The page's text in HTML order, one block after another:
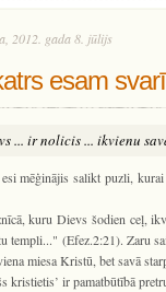
2012. gada 8. jūlijs
esam
... ir nolicis ... ikvienu
mēģinājis salikt puzli,
kuru Dievs šodien ceļ,
templi..." (Efez.2:21). Zaru
miesa Kristū, bet savā
kristietis’ ir pamatbūtībā